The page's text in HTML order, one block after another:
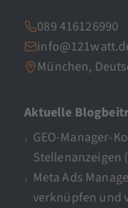
089 416126990
München,
Aktuelle
GEO-Manager-
Stellenanzeigen
Meta Ads
verknüpfen und